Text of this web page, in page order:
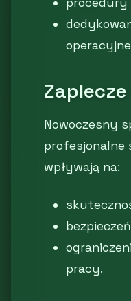
Nowoczesny
profesjonalne
wpływają na:
pracy.